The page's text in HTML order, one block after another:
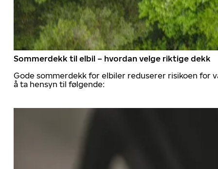
Sommerdekk til elbil – hvordan velge riktige dekk
Gode sommerdekk for elbiler reduserer risikoen for
å ta hensyn til følgende: